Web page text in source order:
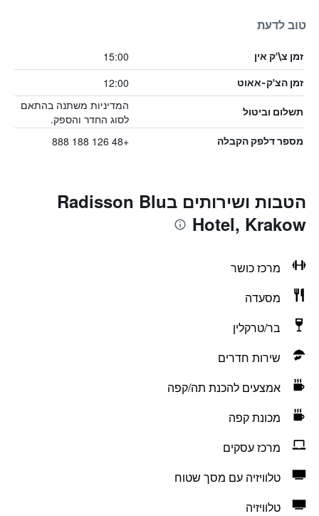
טוב לדעת
זמן צ\'ק אין 15:00
זמן הצ'ק-אאוט 12:00
תשלום וביטול
המדיניות משתנה בהתאם
לסוג החדר והספק.
מספר דלפק הקבלה +48 126 188 888
הטבות ושירותים בRadisson Blu
Hotel, Krakow
מרכז כושר
מסעדה
בר/טרקלין
שירות חדרים
אמצעים להכנת תה/קפה
מכונת קפה
מרכז עסקים
טלוויזיה עם מסך שטוח
טלוויזיה